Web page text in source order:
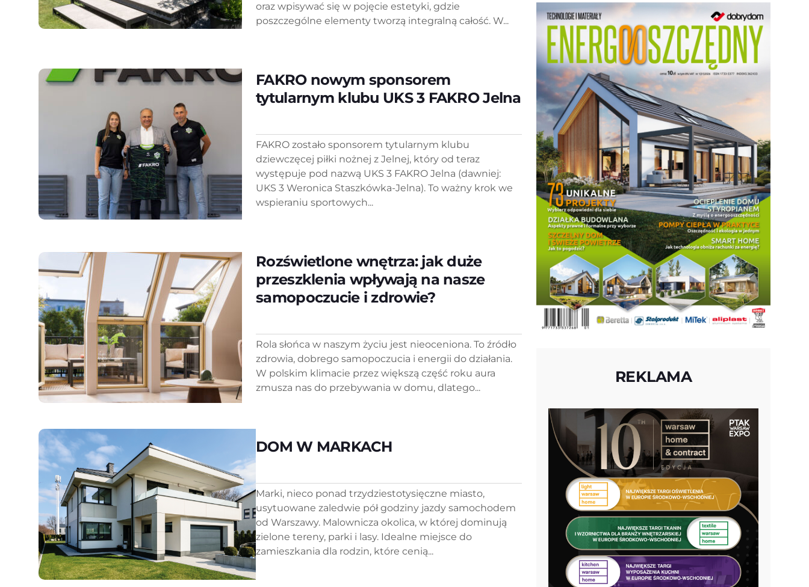
oraz wpisywać się w pojęcie estetyki, gdzie
poszczególne elementy tworzą integralną całość. W...
FAKRO nowym sponsorem
tytularnym klubu UKS 3 FAKRO Jelna
FAKRO zostało sponsorem tytularnym klubu
dziewczęcej piłki nożnej z Jelnej, który od teraz
występuje pod nazwą UKS 3 FAKRO Jelna (dawniej:
UKS 3 Weronica Staszkówka-Jelna). To ważny krok we
wspieraniu sportowych...
Rozświetlone wnętrza: jak duże
przeszklenia wpływają na nasze
samopoczucie i zdrowie?
Rola słońca w naszym życiu jest nieoceniona. To źródło
zdrowia, dobrego samopoczucia i energii do działania.
W polskim klimacie przez większą część roku aura
zmusza nas do przebywania w domu, dlatego...
DOM W MARKACH
Marki, nieco ponad trzydziestotysięczne miasto,
usytuowane zaledwie pół godziny jazdy samochodem
od Warszawy. Malownicza okolica, w której dominują
zielone tereny, parki i lasy. Idealne miejsce do
zamieszkania dla rodzin, które cenią...
REKLAMA